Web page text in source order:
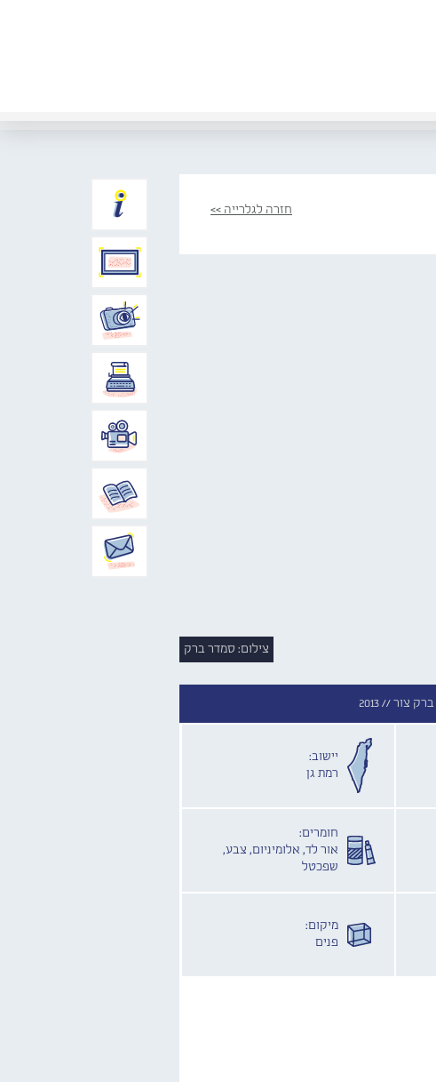
חזרה לגלרייה >>
צילום: סמדר ברק
ברק צור //2013
יישוב:
רמת גן
חומרים:
אור לד, אלומיניום, צבע,
שפכטל
מיקום:
פנים